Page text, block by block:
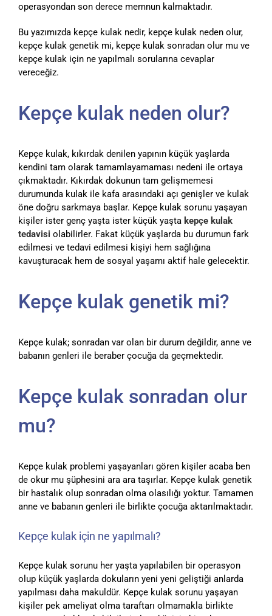
operasyondan son derece memnun kalmaktadır.
Bu yazımızda kepçe kulak nedir, kepçe kulak neden olur,
kepçe kulak genetik mi, kepçe kulak sonradan olur mu ve
kepçe kulak için ne yapılmalı sorularına cevaplar
vereceğiz.
Kepçe kulak neden olur?
Kepçe kulak, kıkırdak denilen yapının küçük yaşlarda
kendini tam olarak tamamlayamaması nedeni ile ortaya
çıkmaktadır. Kıkırdak dokunun tam gelişmemesi
durumunda kulak ile kafa arasındaki açı genişler ve kulak
öne doğru sarkmaya başlar. Kepçe kulak sorunu yaşayan
kişiler ister genç yaşta ister küçük yaşta kepçe kulak
tedavisi olabilirler. Fakat küçük yaşlarda bu durumun fark
edilmesi ve tedavi edilmesi kişiyi hem sağlığına
kavuşturacak hem de sosyal yaşamı aktif hale gelecektir.
Kepçe kulak genetik mi?
Kepçe kulak; sonradan var olan bir durum değildir, anne ve
babanın genleri ile beraber çocuğa da geçmektedir.
Kepçe kulak sonradan olur
mu?
Kepçe kulak problemi yaşayanları gören kişiler acaba ben
de okur mu şüphesini ara ara taşırlar. Kepçe kulak genetik
bir hastalık olup sonradan olma olasılığı yoktur. Tamamen
anne ve babanın genleri ile birlikte çocuğa aktarılmaktadır.
Kepçe kulak için ne yapılmalı?
Kepçe kulak sorunu her yaşta yapılabilen bir operasyon
olup küçük yaşlarda dokuların yeni yeni geliştiği anlarda
yapılması daha makuldür. Kepçe kulak sorunu yaşayan
kişiler pek ameliyat olma taraftarı olmamakla birlikte